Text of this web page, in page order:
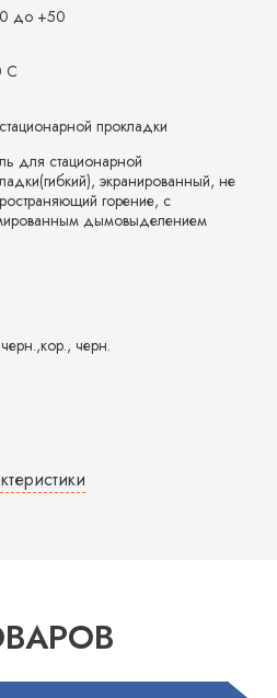
до +50
С
прокладки
для стационарной
экранированный, не
горение, с
дымовыделением
черн.